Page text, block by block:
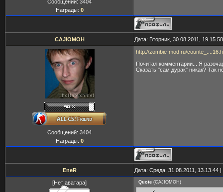
Сообщений: 3404
Награды: 0
CAJIOMOH Дата: Вторник, 30.08.2011,
Сообщений: 3404
Награды: 0
http://zombie-mod.ru/
Почитал комментарии... Я
Сказать "сам дурак" никак? Так
EneR Дата: Среда, 31.08.2011, 13.13.44
[Нет аватара] Quote (CAJIOMOH )